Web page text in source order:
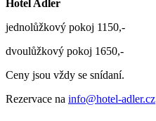
Hotel Adler
jednolůžkový pokoj 1150,-
dvoulůžkový pokoj 1650,-
Ceny jsou vždy se snídaní.
Rezervace na info@hotel-adler.cz